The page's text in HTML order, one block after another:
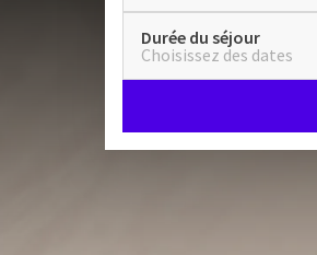
Durée du séjour
Choisissez des dates